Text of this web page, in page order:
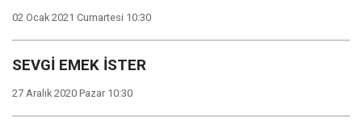
02 Ocak 2021 Cumartesi 10:30
SEVGİ EMEK İSTER
27 Aralık 2020 Pazar 10:30